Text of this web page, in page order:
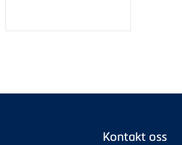
Kontakt oss